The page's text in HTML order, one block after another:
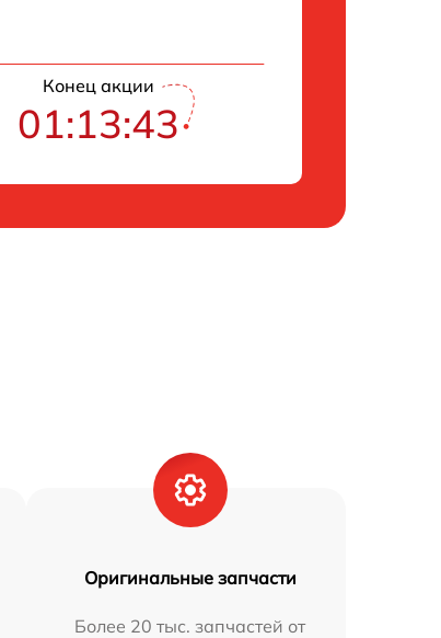
Конец акции
01:13:42
Оригинальные запчасти
Более 20 тыс. запчастей от